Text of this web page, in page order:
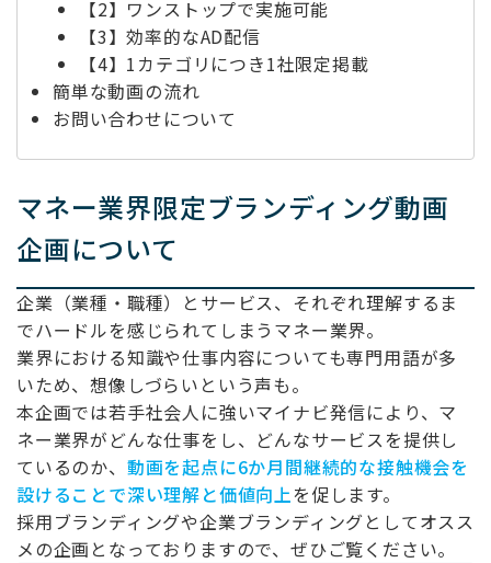
【2】ワンストップで実施可能
【3】効率的なAD配信
【4】1カテゴリにつき1社限定掲載
簡単な動画の流れ
お問い合わせについて
マネー業界限定ブランディング動画
企画について
企業（業種・職種）とサービス、それぞれ理解するま
でハードルを感じられてしまうマネー業界。
業界における知識や仕事内容についても専門用語が多
いため、想像しづらいという声も。
本企画では若手社会人に強いマイナビ発信により、マ
ネー業界がどんな仕事をし、どんなサービスを提供し
ているのか、 動画を起点に6か月間継続的な接触機会を
設けることで深い理解と価値向上を促します。
採用ブランディングや企業ブランディングとしてオスス
メの企画となっておりますので、ぜひご覧ください。